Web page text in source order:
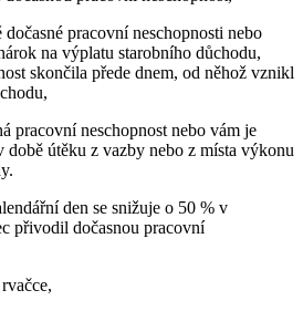
pracovní neschopnosti nebo
na výplatu starobního důchodu,
skončila přede dnem, od něhož vznikl
pracovní neschopnost nebo vám je
době útěku z vazby nebo z místa výkonu
den se snižuje o 50 % v
přivodil dočasnou pracovní